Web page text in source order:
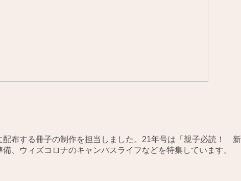
布する冊子の制作を担当しました。21年号は「親子必読！
、ウィズコロナのキャンパスライフなどを特集しています。